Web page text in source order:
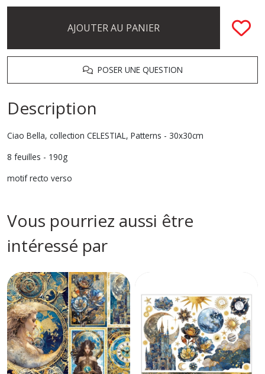
AJOUTER AU PANIER
POSER UNE QUESTION
Description
Ciao Bella, collection CELESTIAL, Patterns - 30x30cm
8 feuilles - 190g
motif recto verso
Vous pourriez aussi être
intéressé par